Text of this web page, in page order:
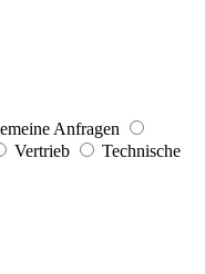
Anfragen
Vertrieb
Technische